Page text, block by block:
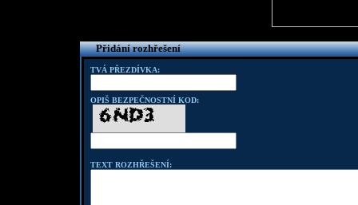
Přidání rozhřešení
TVÁ PŘEZDÍVKA:
OPIŠ BEZPEČNOSTNÍ KOD:
TEXT ROZHŘEŠENÍ: